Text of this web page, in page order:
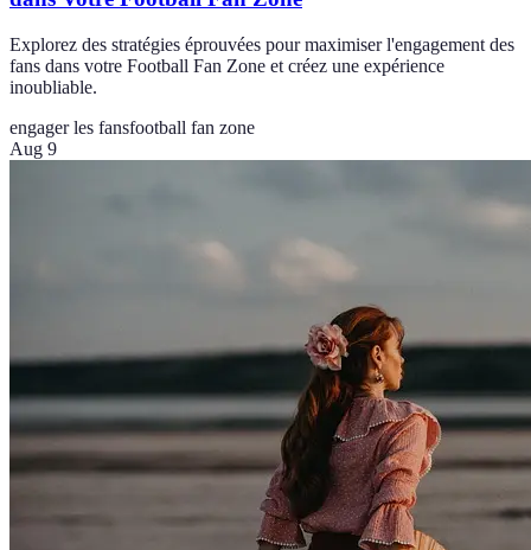
Explorez des stratégies éprouvées pour maximiser l'engagement des
fans dans votre Football Fan Zone et créez une expérience
inoubliable.
engager les fansfootball fan zone
Aug 9